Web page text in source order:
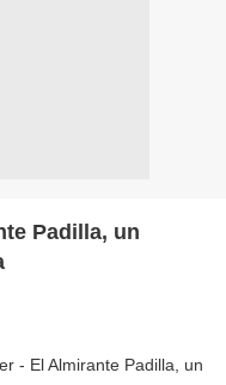
Padilla, un